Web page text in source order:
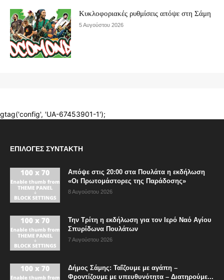
ΕΠΙΛΟΓΈΣ ΣΥΝΤΆΚΤΗ
Απόψε στις 20:00 στα Πουλάτα η εκδήλωση
«Οι Πρωτομάστορες της Παράδοσης»
8 Αυγούστου 2026
Την Τρίτη η εκδήλωση για τον Ιερό Ναό Αγίου
Σπυρίδωνα Πουλάτων
7 Αυγούστου 2026
Δήμος Σάμης: Ταΐζουμε με αγάπη –
Φροντίζουμε με υπευθυνότητα – Διατηρούμε...